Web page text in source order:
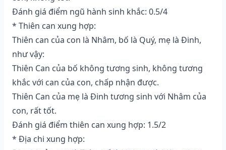
Đánh giá điểm ngũ hành sinh khắc: 0.5/4
* Thiên can xung hợp:
Thiên can của con là Nhâm, bố là Quý, mẹ là Đinh,
như vậy:
Thiên Can của bố không tương sinh, không tương
khắc với can của con, chấp nhận được.
Thiên Can của mẹ là Đinh tương sinh với Nhâm của
con, rất tốt.
Đánh giá điểm thiên can xung hợp: 1.5/2
* Địa chi xung hợp: